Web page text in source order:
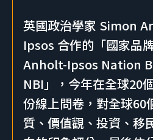
英國政治學家 Simon
Ipsos 合作的「國家品
Anholt-Ipsos Nation
NBI」，今年在全球20
份線上問卷，對全球60
質、價值觀、投資、移